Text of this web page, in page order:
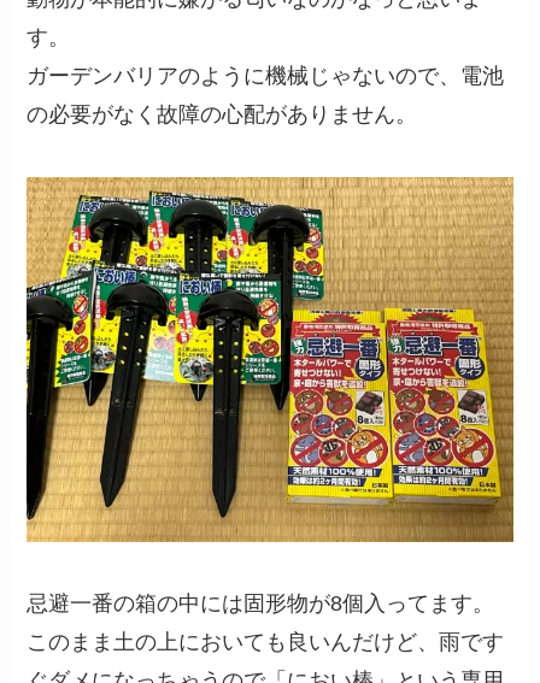
す。
ガーデンバリアのように機械じゃないので、電池
の必要がなく故障の心配がありません。
忌避一番の箱の中には固形物が8個入ってます。
このまま土の上においても良いんだけど、雨です